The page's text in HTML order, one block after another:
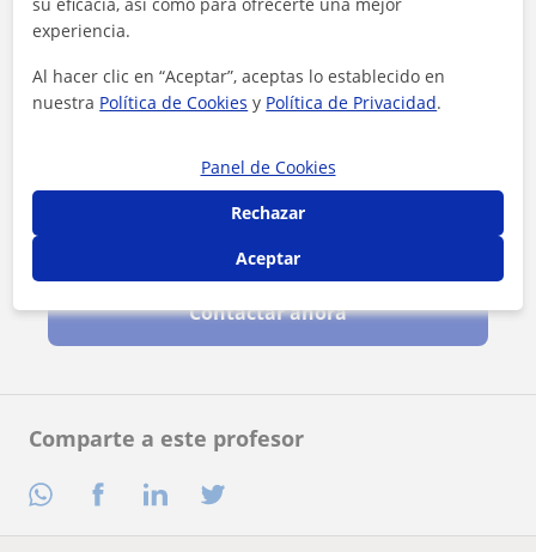
Comparte a este profesor
Contactar ahora
experiencia.
Al hacer clic en “Aceptar”, aceptas lo establecido en
nuestra Política de Cookies y Política de Privacidad.
Panel de Cookies
Rechazar
Aceptar